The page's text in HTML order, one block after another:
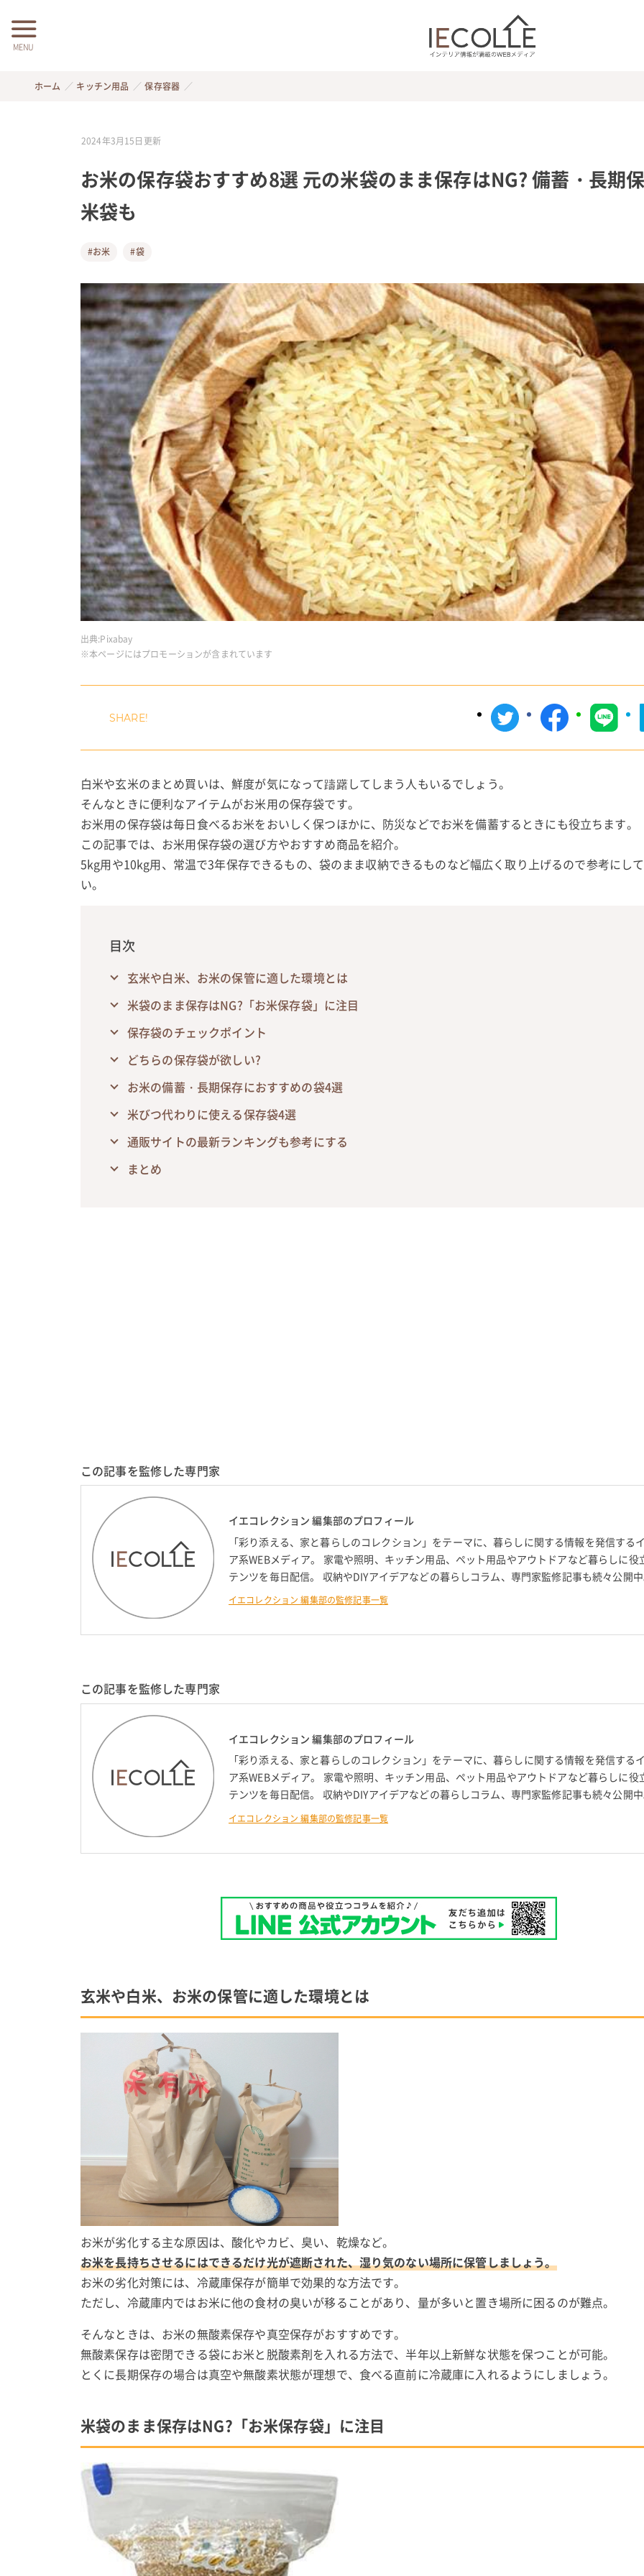
MENU
ホーム キッチン用品 保存容器
2024年3月15日 更新
お米の保存袋おすすめ8選 元の米袋のまま保存はNG? 備蓄・長期
米袋も
#お米 #袋
出典:Pixabay
※本ページにはプロモーションが含まれています
白米や玄米のまとめ買いは、鮮度が気になって躊躇してしまう人もいるでしょう。
そんなときに便利なアイテムがお米用の保存袋です。
お米用の保存袋は毎日食べるお米をおいしく保つほかに、防災などでお米を備蓄するときにも役立ちます。
この記事では、お米用保存袋の選び方やおすすめ商品を紹介。
5kg用や10kg用、常温で3年保存できるもの、袋のまま収納できるものなど幅広く取り上げるので参考にし
い。
目次
玄米や白米、お米の保管に適した環境とは
米袋のまま保存はNG?「お米保存袋」に注目
保存袋のチェックポイント
どちらの保存袋が欲しい?
お米の備蓄・長期保存におすすめの袋4選
米びつ代わりに使える保存袋4選
通販サイトの最新ランキングも参考にする
まとめ
この記事を監修した専門家
イエコレクション 編集部のプロフィール
「彩り添える、家と暮らしのコレクション」をテーマに、暮らしに関する情報を発信する
ア系WEBメディア。 家電や照明、キッチン用品、ペット用品やアウトドアなど暮らしに役
テンツを毎日配信。 収納やDIYアイデアなどの暮らしコラム、専門家監修記事も続々公開中
イエコレクション 編集部の監修記事一覧
この記事を監修した専門家
イエコレクション 編集部のプロフィール
「彩り添える、家と暮らしのコレクション」をテーマに、暮らしに関する情報を発信する
ア系WEBメディア。 家電や照明、キッチン用品、ペット用品やアウトドアなど暮らしに役
テンツを毎日配信。 収納やDIYアイデアなどの暮らしコラム、専門家監修記事も続々公開中
イエコレクション 編集部の監修記事一覧
玄米や白米、お米の保管に適した環境とは
お米が劣化する主な原因は、酸化やカビ、臭い、乾燥など。
お米を長持ちさせるにはできるだけ光が遮断された、湿り気のない場所に保管しましょう。
お米の劣化対策には、冷蔵庫保存が簡単で効果的な方法です。
ただし、冷蔵庫内ではお米に他の食材の臭いが移ることがあり、量が多いと置き場所に困るのが難点。
そんなときは、お米の無酸素保存や真空保存がおすすめです。
無酸素保存は密閉できる袋にお米と脱酸素剤を入れる方法で、半年以上新鮮な状態を保つことが可能。
とくに長期保存の場合は真空や無酸素状態が理想で、食べる直前に冷蔵庫に入れるようにしましょう。
米袋のまま保存はNG?「お米保存袋」に注目